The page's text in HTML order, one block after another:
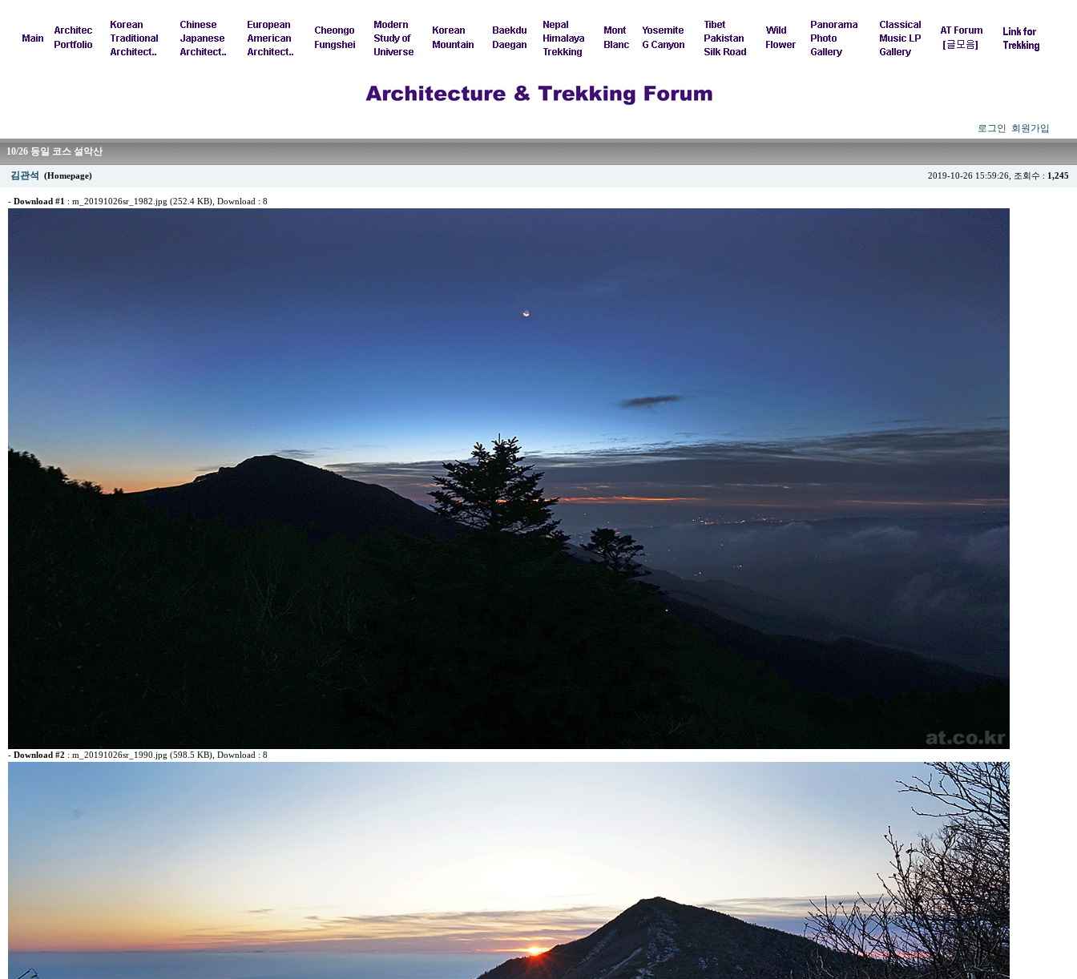
로그인 회원가입
10/26 동일 코스 설악산
김관석 (Homepage) 2019-10-26 15:59:26, 조회수 : 1,245
- Download #1 : m_20191026sr_1982.jpg (252.4 KB) , Download : 8
- Download #2 : m_20191026sr_1990.jpg (598.5 KB) , Download : 8